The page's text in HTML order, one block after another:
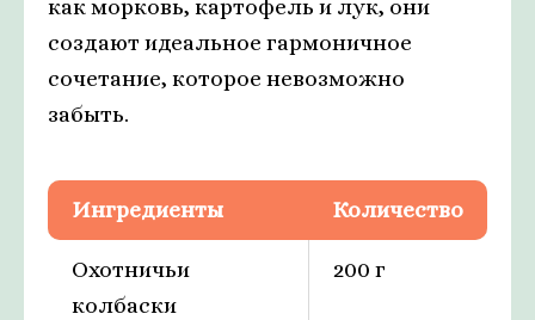
как морковь, картофель и лук, они
создают идеальное гармоничное
сочетание, которое невозможно
забыть.
Ингредиенты Количество
Охотничьи
колбаски
200 г